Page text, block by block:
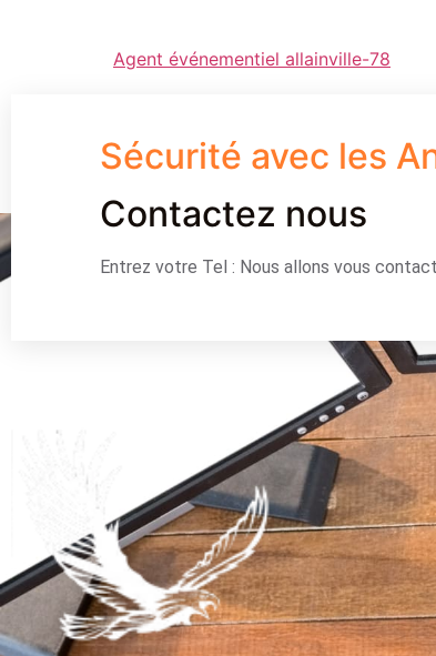
Agent événementiel allainville-78
Sécurité avec les
Contactez nous
Entrez votre Tel : Nous allons vous